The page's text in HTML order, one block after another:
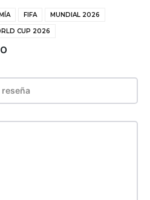
FIFA MUNDIAL 2026
CUP 2026